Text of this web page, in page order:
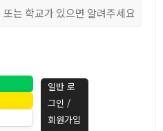
일반 로
그인 /
회원가입